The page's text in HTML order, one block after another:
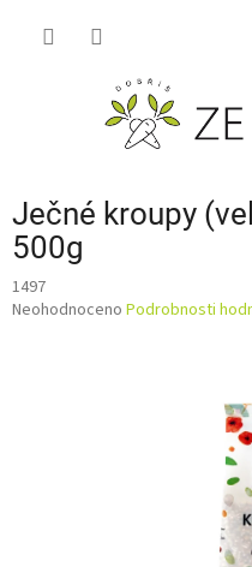
Ječné kroupy
500g
1497
Průměrné
Neohodnoceno Podrobnosti